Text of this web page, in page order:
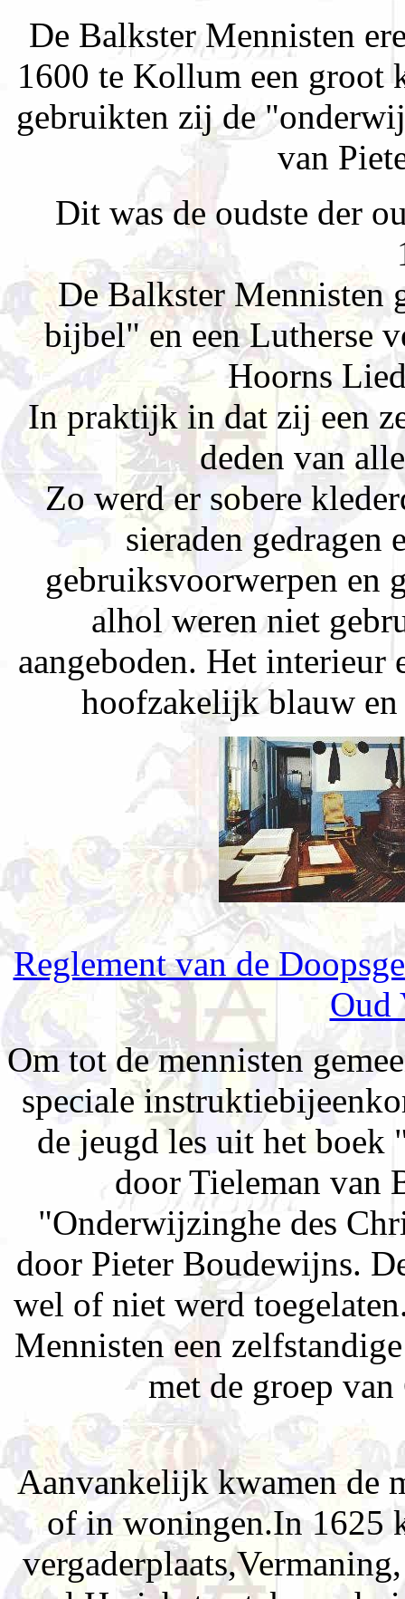
De Balkster Mennisten
1600 te Kollum een groot
gebruikten zij de
van
Dit was de oudste der
De Balkster Mennisten
bijbel" en een Lutherse
Hoorns
In praktijk in dat zij een
deden van
Zo werd er sobere
sieraden gedragen
gebruiksvoorwerpen en
alhol weren niet
aangeboden. Het interieur
hoofzakelijk blauw
Reglement van de
Oud
Om tot de mennisten
speciale
de jeugd les uit het boek
door Tieleman van
"Onderwijzinghe des
door Pieter Boudewijns.
wel of niet werd
Mennisten een
met de groep
Aanvankelijk kwamen de
of in woningen.In 1625